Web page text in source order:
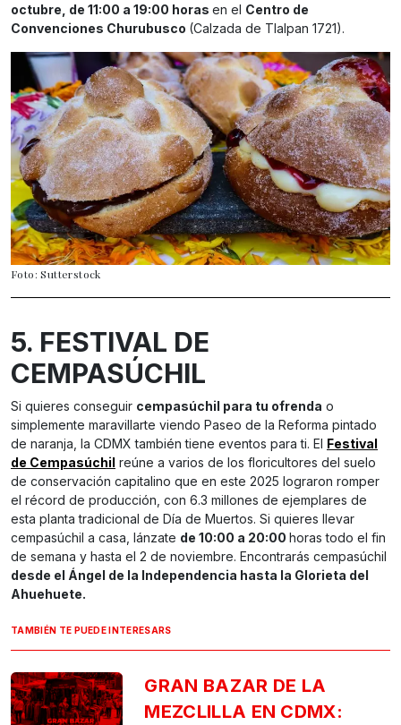
octubre, de 11:00 a 19:00 horas en el Centro de
Convenciones Churubusco (Calzada de Tlalpan 1721).
Foto: Sutterstock
5. FESTIVAL DE
CEMPASÚCHIL
Si quieres conseguir cempasúchil para tu ofrenda o
simplemente maravillarte viendo Paseo de la Reforma pintado
de naranja, la CDMX también tiene eventos para ti. El Festival
de Cempasúchil reúne a varios de los floricultores del suelo
de conservación capitalino que en este 2025 lograron romper
el récord de producción, con 6.3 millones de ejemplares de
esta planta tradicional de Día de Muertos. Si quieres llevar
cempasúchil a casa, lánzate de 10:00 a 20:00 horas todo el fin
de semana y hasta el 2 de noviembre. Encontrarás cempasúchil
desde el Ángel de la Independencia hasta la Glorieta del
Ahuehuete.
TAMBIÉN TE PUEDE INTERESARS
GRAN BAZAR DE LA
MEZCLILLA EN CDMX: